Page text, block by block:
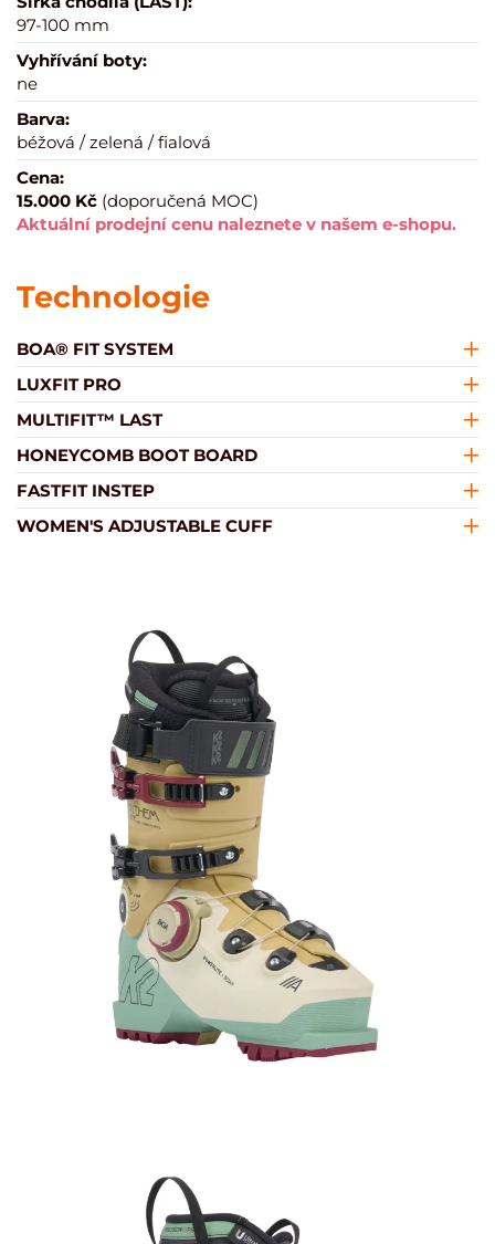
97-100 mm
Vyhřívání boty:
ne
Barva:
béžová / zelená / fialová
Cena:
15.000 Kč (doporučená MOC)
Aktuální prodejní cenu naleznete v našem e-shopu.
Technologie
BOA® FIT SYSTEM
LUXFIT PRO
MULTIFIT™ LAST
HONEYCOMB BOOT BOARD
FASTFIT INSTEP
WOMEN'S ADJUSTABLE CUFF